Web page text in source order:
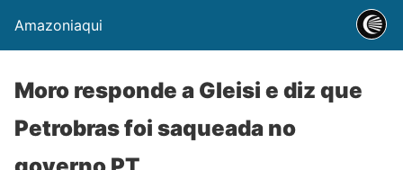
Amazoniaqui
Moro responde a Gleisi e diz que
Petrobras foi saqueada no